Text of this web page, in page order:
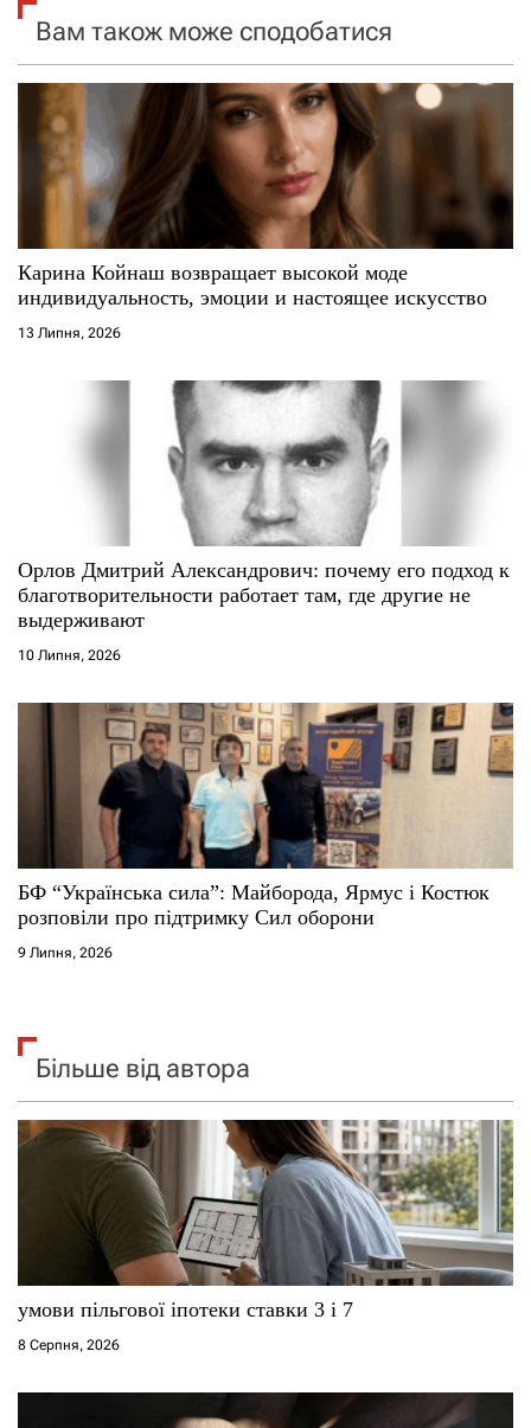
я
з
с
і
Вам також може сподобатися
Карина Койнаш возвращает высокой моде
индивидуальность, эмоции и настоящее искусство
13 Липня, 2026
Орлов Дмитрий Александрович: почему его подход к
благотворительности работает там, где другие не
выдерживают
10 Липня, 2026
БФ “Українська сила”: Майборода, Ярмус і Костюк
розповіли про підтримку Сил оборони
9 Липня, 2026
Більше від автора
умови пільгової іпотеки ставки 3 і 7
8 Серпня, 2026